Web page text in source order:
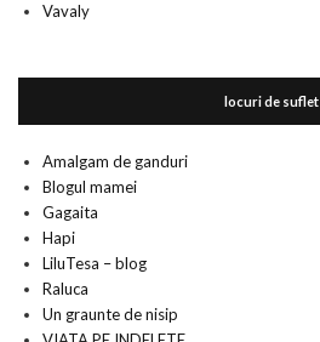
Vavaly
locuri de suflet
Amalgam de ganduri
Blogul mamei
Gagaita
Hapi
LiluTesa – blog
Raluca
Un graunte de nisip